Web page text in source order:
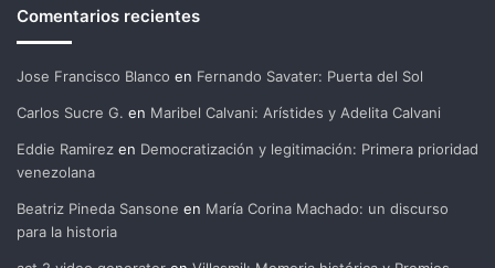
Comentarios recientes
Jose Francisco Blanco en Fernando Savater: Puerta del Sol
Carlos Sucre G. en Maribel Calvani: Arístides y Adelita Calvani
Eddie Ramirez en Democratización y legitimación: Primera prioridad
venezolana
Beatriz Pineda Sansone en María Corina Machado: un discurso
para la historia